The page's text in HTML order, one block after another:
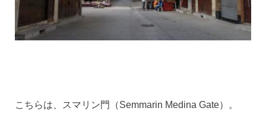
こちらは、スマリン門（Semmarin Medina Gate）。